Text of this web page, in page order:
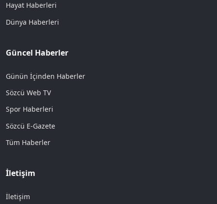
Hayat Haberleri
Dünya Haberleri
Güncel Haberler
Günün İçinden Haberler
Sözcü Web TV
Spor Haberleri
Sözcü E-Gazete
Tüm Haberler
İletişim
İletişim